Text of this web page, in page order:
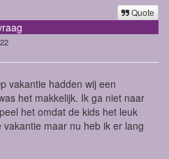
Quote
vakantie hadden wij een
het makkelijk. Ik ga niet naar
het omdat de kids het leuk
maar nu heb ik er lang